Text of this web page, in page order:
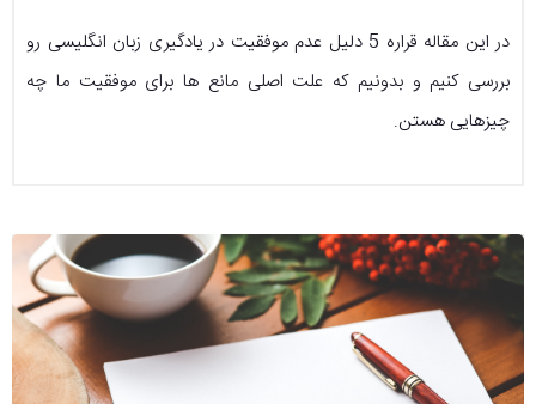
در این مقاله قراره 5 دلیل عدم موفقیت در یادگیری زبان انگلیسی رو
بررسی کنیم و بدونیم که علت اصلی مانع ها برای موفقیت ما چه
چیزهایی هستن.